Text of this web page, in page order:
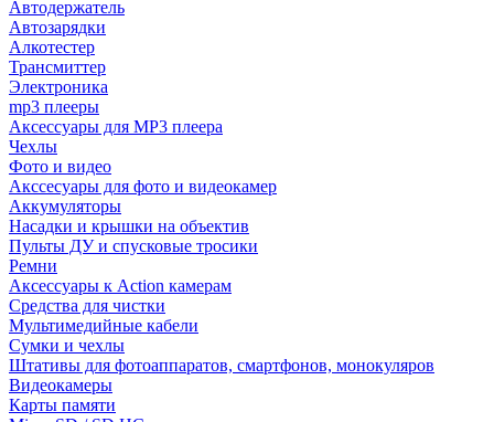
Автодержатель
Автозарядки
Алкотестер
Трансмиттер
Электроника
mp3 плееры
Аксессуары для MP3 плеера
Чехлы
Фото и видео
Акссесуары для фото и видеокамер
Аккумуляторы
Насадки и крышки на объектив
Пульты ДУ и спусковые тросики
Ремни
Аксессуары к Action камерам
Средства для чистки
Мультимедийные кабели
Сумки и чехлы
Штативы для фотоаппаратов, смартфонов, монокуляров
Видеокамеры
Карты памяти